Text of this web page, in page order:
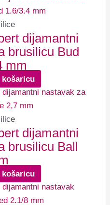
dijamantni
brusilicu Bud
mm
košaricu
dijamantni
brusilicu Ball
košaricu